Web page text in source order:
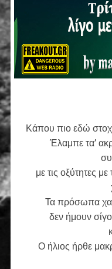
Κάπου πιο εδώ
Έλαμπε τα’
με τις οξύτητες
Τα πρόσωπα
δεν ήμουν
Ο ήλιος ήρθε